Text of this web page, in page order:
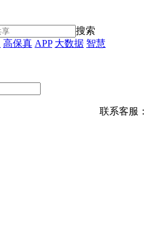
搜索
高保真 APP 大数据 智慧
联系客服：